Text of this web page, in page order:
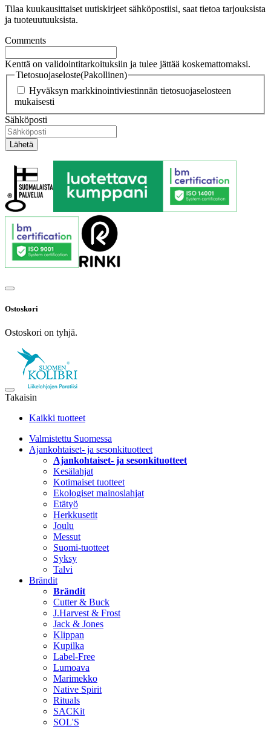
Tilaa kuukausittaiset uutiskirjeet sähköpostiisi, saat tietoa tarjouksista
ja tuoteuutuuksista.
Comments
Kenttä on validointitarkoituksiin ja tulee jättää koskemattomaksi.
Tietosuojaseloste(Pakollinen)
Hyväksyn markkinointiviestinnän tietosuojaselosteen
mukaisesti
Sähköposti
Ostoskori
Ostoskori on tyhjä.
Takaisin
Kaikki tuotteet
Valmistettu Suomessa
Ajankohtaiset- ja sesonkituotteet
Ajankohtaiset- ja sesonkituotteet
Kesälahjat
Kotimaiset tuotteet
Ekologiset mainoslahjat
Etätyö
Herkkusetit
Joulu
Messut
Suomi-tuotteet
Syksy
Talvi
Brändit
Brändit
Cutter & Buck
J.Harvest & Frost
Jack & Jones
Klippan
Kupilka
Label-Free
Lumoava
Marimekko
Native Spirit
Rituals
SACKit
SOL'S